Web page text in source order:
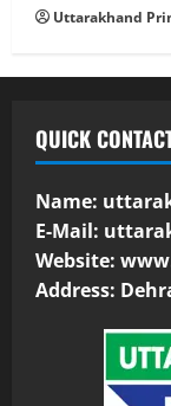
Uttarakhand
QUICK
Name:
E-Mail:
Website:
Address: